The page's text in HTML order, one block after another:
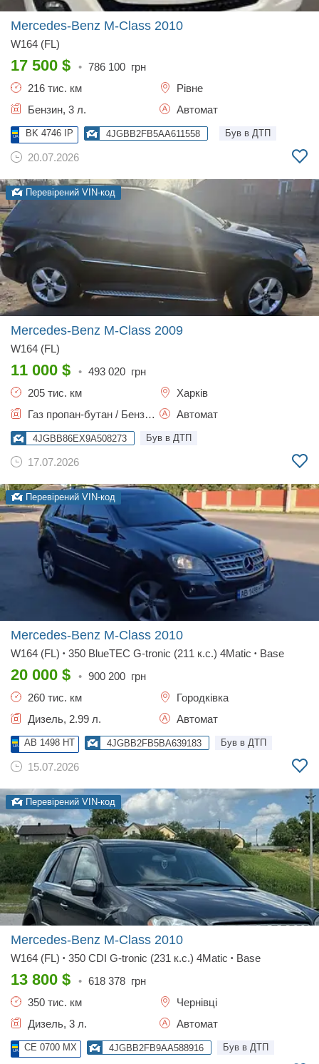
Mercedes-Benz M-Class 2010
W164 (FL)
17 500 $ • 786 100 грн
216 тис. км
Рівне
Бензин, 3 л.
Автомат
BK 4746 IP 4JGBB2FB5AA611558 Був в ДТП
20.07.2026
Перевірений VIN-код
Mercedes-Benz M-Class 2009
W164 (FL)
11 000 $ • 493 020 грн
205 тис. км
Харків
Газ пропан-бутан / Бензин, 3.5 л.
Автомат
4JGBB86EX9A508273 Був в ДТП
17.07.2026
Перевірений VIN-код
Mercedes-Benz M-Class 2010
W164 (FL) • 350 BlueTEC G-tronic (211 к.с.) 4Matic • Base
20 000 $ • 900 200 грн
260 тис. км
Городківка
Дизель, 2.99 л.
Автомат
AB 1498 HT 4JGBB2FB5BA639183 Був в ДТП
15.07.2026
Перевірений VIN-код
Mercedes-Benz M-Class 2010
W164 (FL) • 350 CDI G-tronic (231 к.с.) 4Matic • Base
13 800 $ • 618 378 грн
350 тис. км
Чернівці
Дизель, 3 л.
Автомат
CE 0700 MX 4JGBB2FB9AA588916 Був в ДТП